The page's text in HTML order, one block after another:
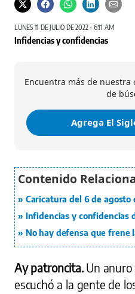
LUNES 11 DE JULIO DE 2022 - 6:11 AM
Infidencias y confidencias
Encuentra más de
de
Agrega El
Caricatura del 6 de agosto
Infidencias y confidencias
No hay defensa que frene
Ay patroncita. Un anuro
escuchó a la gente de